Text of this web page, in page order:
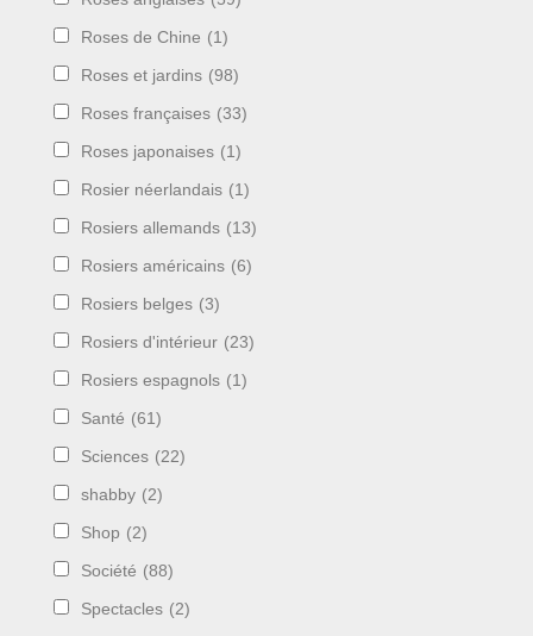
Roses de Chine (1)
Roses et jardins (98)
Roses françaises (33)
Roses japonaises (1)
Rosier néerlandais (1)
Rosiers allemands (13)
Rosiers américains (6)
Rosiers belges (3)
Rosiers d'intérieur (23)
Rosiers espagnols (1)
Santé (61)
Sciences (22)
shabby (2)
Shop (2)
Société (88)
Spectacles (2)